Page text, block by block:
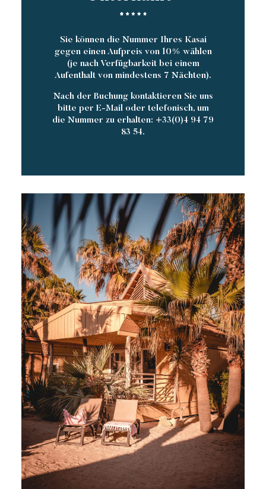
Sie können die Nummer Ihres Kasai
gegen einen Aufpreis von 10% wählen
(je nach Verfügbarkeit bei einem
Aufenthalt von mindestens 7 Nächten).
Nach der Buchung kontaktieren Sie uns
bitte per E-Mail oder telefonisch, um
die Nummer zu erhalten: +33(0)4 94 79
83 54.